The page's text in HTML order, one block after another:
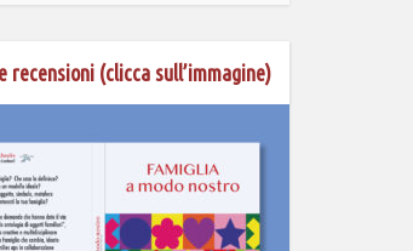
recensioni (clicca sull’immagine)